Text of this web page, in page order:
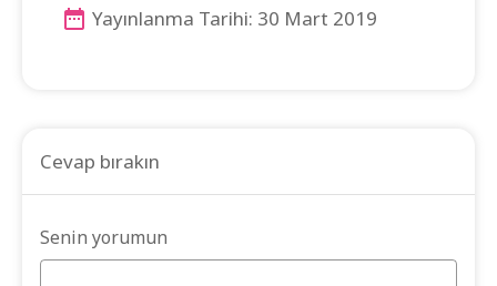
Yayınlanma Tarihi: 30 Mart 2019
Cevap bırakın
Senin yorumun